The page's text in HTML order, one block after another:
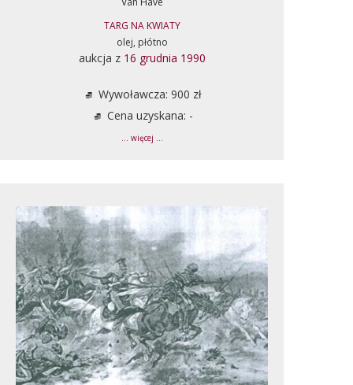
TARG NA KWIATY
olej, płótno
aukcja z 16 grudnia 1990
Wywoławcza: 900 zł
Cena uzyskana: -
... więcej ...